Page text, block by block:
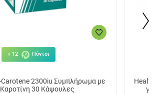
+ 12 Πόντοι
Carotene 2300iu Συμπλήρωμα με
30 Κάψουλες